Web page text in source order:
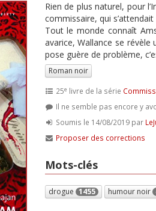
Rien de plus naturel, pour
commissaire, qui
Tout le monde connaît
avarice, Wallance se révèle
pose guère de problème,
Roman noir
25e livre de la série
Il ne semble pas encore y
Soumis le 14/08/2019 par
Proposer des corrections
Mots-clés
drogue 1455 humour noir